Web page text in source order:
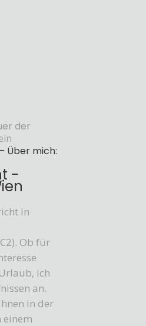
der
Über mich:
-
in
Ob für
ich
an.
in der
einem